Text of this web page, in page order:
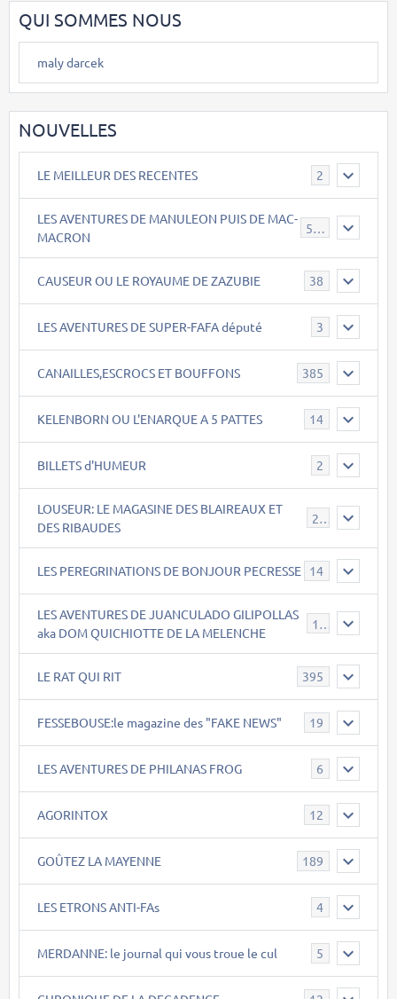
QUI SOMMES NOUS
maly darcek
NOUVELLES
LE MEILLEUR DES RECENTES 2
LES AVENTURES DE MANULEON PUIS DE MAC-
MACRON
543
CAUSEUR OU LE ROYAUME DE ZAZUBIE 38
LES AVENTURES DE SUPER-FAFA député 3
CANAILLES,ESCROCS ET BOUFFONS 385
KELENBORN OU L'ENARQUE A 5 PATTES 14
BILLETS d'HUMEUR 2
LOUSEUR: LE MAGASINE DES BLAIREAUX ET
DES RIBAUDES
21
LES PEREGRINATIONS DE BONJOUR PECRESSE 14
LES AVENTURES DE JUANCULADO GILIPOLLAS
aka DOM QUICHIOTTE DE LA MELENCHE
119
LE RAT QUI RIT 395
FESSEBOUSE:le magazine des "FAKE NEWS" 19
LES AVENTURES DE PHILANAS FROG 6
AGORINTOX 12
GOÛTEZ LA MAYENNE 189
LES ETRONS ANTI-FAs 4
MERDANNE: le journal qui vous troue le cul 5